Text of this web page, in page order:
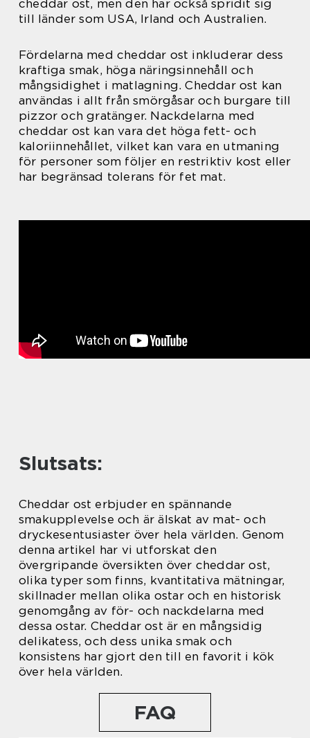
cheddar ost, men den har också spridit sig
till länder som USA, Irland och Australien.
Fördelarna med cheddar ost inkluderar dess
kraftiga smak, höga näringsinnehåll och
mångsidighet i matlagning. Cheddar ost kan
användas i allt från smörgåsar och burgare till
pizzor och gratänger. Nackdelarna med
cheddar ost kan vara det höga fett- och
kaloriinnehållet, vilket kan vara en utmaning
för personer som följer en restriktiv kost eller
har begränsad tolerans för fet mat.
Slutsats:
Cheddar ost erbjuder en spännande
smakupplevelse och är älskat av mat- och
dryckesentusiaster över hela världen. Genom
denna artikel har vi utforskat den
övergripande översikten över cheddar ost,
olika typer som finns, kvantitativa mätningar,
skillnader mellan olika ostar och en historisk
genomgång av för- och nackdelarna med
dessa ostar. Cheddar ost är en mångsidig
delikatess, och dess unika smak och
konsistens har gjort den till en favorit i kök
över hela världen.
FAQ